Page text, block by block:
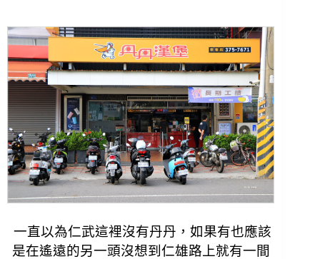
一直以為仁武這裡沒有丹丹，如果有也應該
是在遙遠的另一頭沒想到仁雄路上就有一間